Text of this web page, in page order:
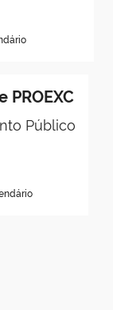
PROEXC
Público